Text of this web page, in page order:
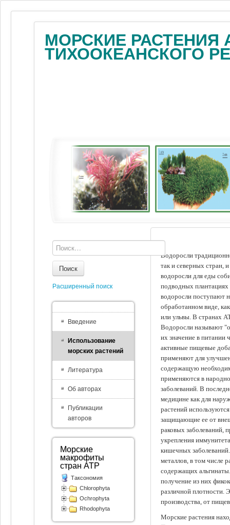
МОРСКИЕ РАСТЕНИЯ
ТИХООКЕАНСКОГО
Водоросли
так и северных стран,
водоросли для еды
подводных
водоросли поступают
обработанном виде,
или ульвы. В странах
Водоросли называют
их значение в питании
активные пищевые
применяют для
содержащую
применяются в
заболеваний. В
медицине как для
растений
защищающие ее от
раковых заболеваний,
укрепления
кишечных
металлов, в том числе
содержащих
получение из них
различной плотности.
производства, от
Морские растения
Поиск
Расширенный поиск
Введение
Использование
морских растений
Литература
Об авторах
Публикации
авторов
Морские
макрофиты
стран АТР
Таксономия
Chlorophyta
Ochrophyta
Rhodophyta